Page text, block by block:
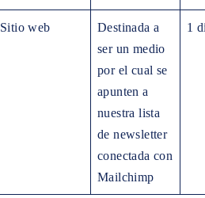
Sitio web
Destinada a
ser un medio
por el cual se
apunten a
nuestra lista
de newsletter
conectada con
Mailchimp
1